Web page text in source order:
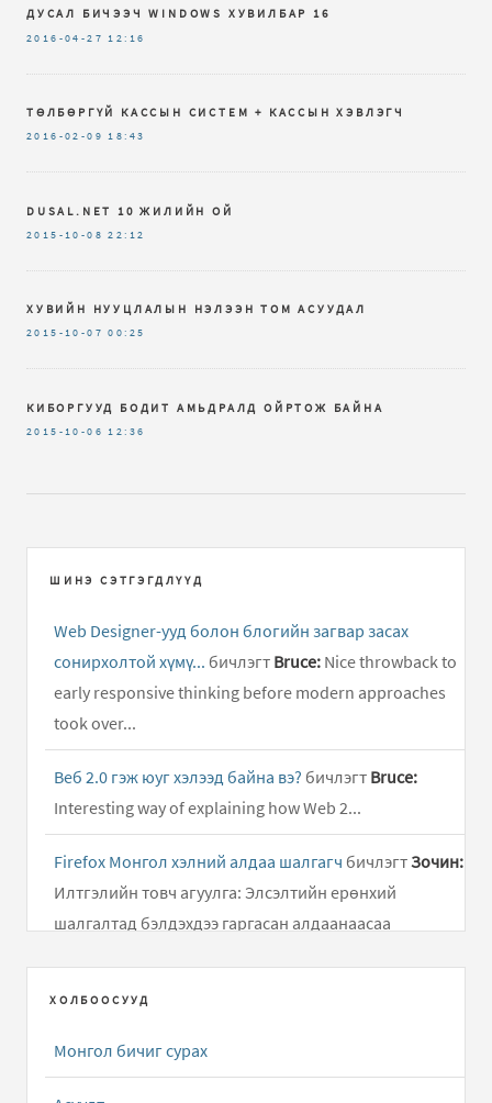
ДУСАЛ БИЧЭЭЧ WINDOWS ХУВИЛБАР 16
2016-04-27 12:16
ТӨЛБӨРГҮЙ КАССЫН СИСТЕМ + КАССЫН ХЭВЛЭГЧ
2016-02-09 18:43
DUSAL.NET 10 ЖИЛИЙН ОЙ
2015-10-08 22:12
ХУВИЙН НУУЦЛАЛЫН НЭЛЭЭН ТОМ АСУУДАЛ
2015-10-07 00:25
КИБОРГУУД БОДИТ АМЬДРАЛД ОЙРТОЖ БАЙНА
2015-10-06 12:36
ШИНЭ СЭТГЭГДЛҮҮД
Web Designer-ууд болон блогийн загвар засах
сонирхолтой хүмү... бичлэгт Bruce: Nice throwback to
early responsive thinking before modern approaches
took over...
Веб 2.0 гэж юуг хэлээд байна вэ? бичлэгт Bruce:
Interesting way of explaining how Web 2...
Firefox Монгол хэлний алдаа шалгагч бичлэгтЗочин:
Илтгэлийн товч агуулга: Элсэлтийн ерөнхий
шалгалтад бэлдэхдээ гаргасан алдаанаасаа
Дусал Бичээч ( Mongolian Keyboard Layouts driver )
ХОЛБООСУУД
Монгол бичиг сурах